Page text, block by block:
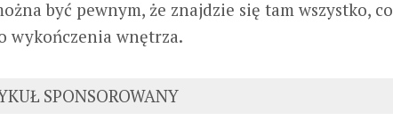
być pewnym, że znajdzie się tam wszystko, co
wykończenia wnętrza.
SPONSOROWANY